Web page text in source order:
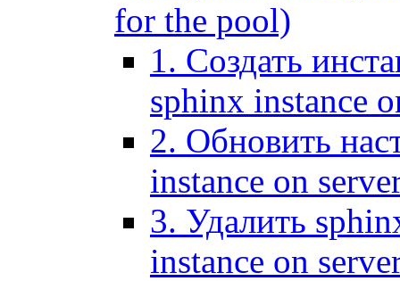
for the pool)
1. Создать
sphinx instance
2. Обновить
instance on
3. Удалить
instance on